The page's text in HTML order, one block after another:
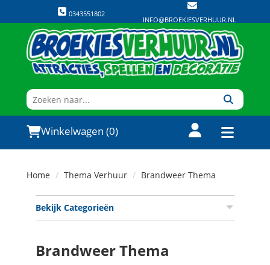
0343551802
INFO@BROEKIESVERHUUR.NL
Winkelwagen (0)
Home Thema Verhuur Brandweer Thema
Bekijk Categorieën
Brandweer Thema